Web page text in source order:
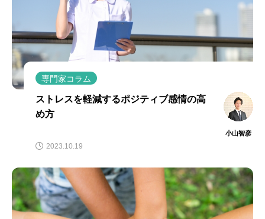
専門家コラム
ストレスを軽減するポジティブ感情の高
め方
小山智彦
2023.10.19